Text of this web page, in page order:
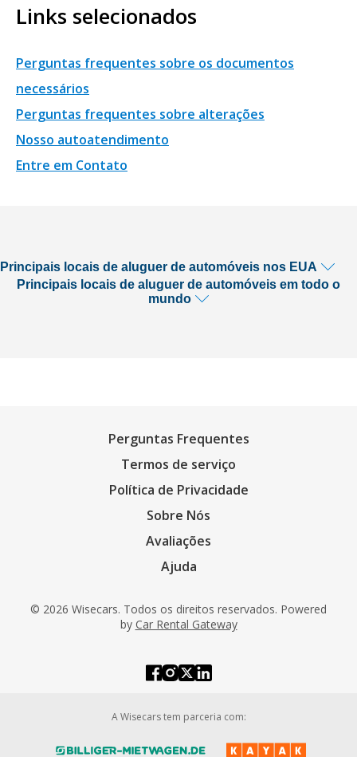
Links selecionados
Perguntas frequentes sobre os documentos
necessários
Perguntas frequentes sobre alterações
Nosso autoatendimento
Entre em Contato
Principais locais de aluguer de automóveis nos EUA
Principais locais de aluguer de automóveis em todo o
mundo
Perguntas Frequentes
Termos de serviço
Política de Privacidade
Sobre Nós
Avaliações
Ajuda
© 2026 Wisecars. Todos os direitos reservados. Powered
by Car Rental Gateway
A Wisecars tem parceria com: